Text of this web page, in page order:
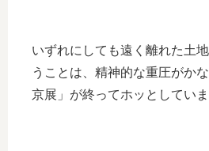
いずれにしても遠く離れた土
うことは、精神的な重圧がか
京展」が終ってホッとしていま